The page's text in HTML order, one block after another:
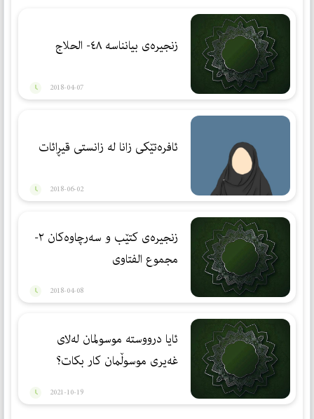
زنجیرەی بیانناسە ٤٨- الحلاج
2018-04-07
ئافرەتێكی زانا لە زانستی قیڕائات
2018-06-02
زنجیرەی کتێب و سەرچاوەکان ٢-
مجموع الفتاوى
2018-04-08
ئایا درووستە موسولمان لەلای
غەیری موسوڵمان كار بكات؟
2021-10-19